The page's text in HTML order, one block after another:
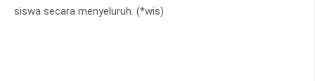
siswa secara menyeluruh. (*wis)